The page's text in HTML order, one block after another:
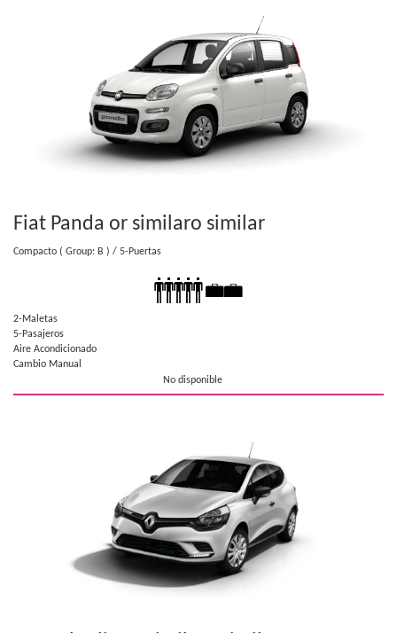
Fiat Panda or similaro similar
Compacto ( Group: B ) / 5-Puertas
2-Maletas
5-Pasajeros
Aire Acondicionado
Cambio Manual
No disponible